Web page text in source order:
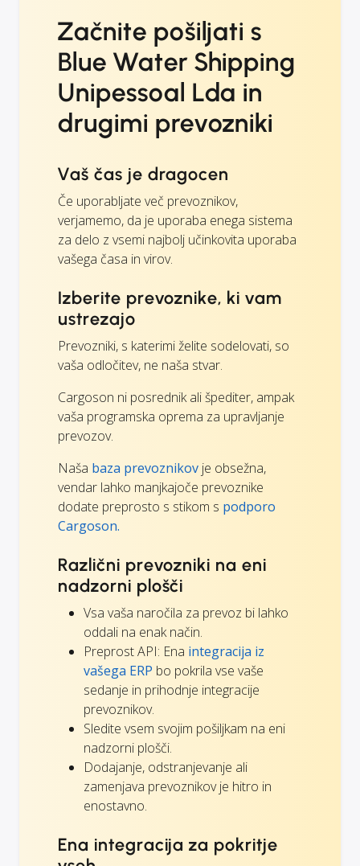
Začnite pošiljati s
Blue Water Shipping
Unipessoal Lda in
drugimi prevozniki
Vaš čas je dragocen
Če uporabljate več prevoznikov,
verjamemo, da je uporaba enega sistema
za delo z vsemi najbolj učinkovita uporaba
vašega časa in virov.
Izberite prevoznike, ki vam
ustrezajo
Prevozniki, s katerimi želite sodelovati, so
vaša odločitev, ne naša stvar.
Cargoson ni posrednik ali špediter, ampak
vaša programska oprema za upravljanje
prevozov.
Naša baza prevoznikov je obsežna,
vendar lahko manjkajoče prevoznike
dodate preprosto s stikom s podporo
Cargoson.
Različni prevozniki na eni
nadzorni plošči
Vsa vaša naročila za prevoz bi lahko
oddali na enak način.
Preprost API: Ena integracija iz
vašega ERP bo pokrila vse vaše
sedanje in prihodnje integracije
prevoznikov.
Sledite vsem svojim pošiljkam na eni
nadzorni plošči.
Dodajanje, odstranjevanje ali
zamenjava prevoznikov je hitro in
enostavno.
Ena integracija za pokritje